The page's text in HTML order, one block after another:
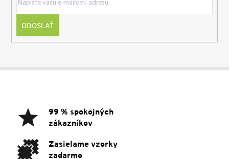
ODOSLAŤ
99 % spokojných
zákazníkov
Zasielame vzorky
zadarmo